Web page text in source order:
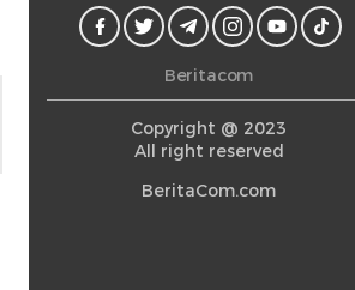
Beritacom
Copyright @ 2023
All right reserved
BeritaCom.com